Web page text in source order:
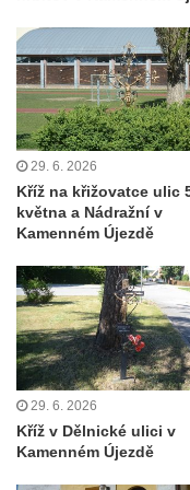
Misijní kříž na
Rychnově u
Kříž u domu čp. 23
Kříž u rozcestí u
Centrální kříž
Boží muka v
zámku v Teplicích
nad Metují
Kříž před kostelem
Teplicích nad Metují
Kříž na hřbitově v
Boží muka nad
Antoníčka v
29. 6. 2026
Kříž na křižovatce ulic
května a Nádražní v
Kamenném Újezdě
29. 6. 2026
Kříž v Dělnické ulici v
Kamenném Újezdě